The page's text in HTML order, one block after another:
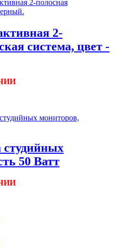
2-
система, цвет -
50 Ватт